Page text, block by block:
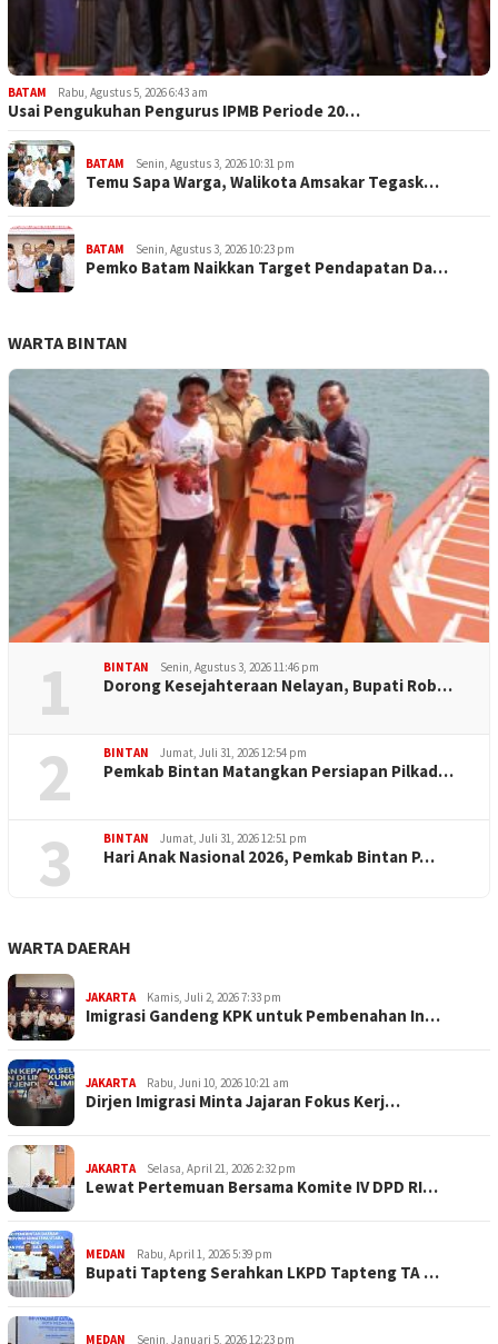
BATAM Rabu, Agustus 5, 2026 6:43 am
Usai Pengukuhan Pengurus IPMB Periode 20…
BATAM Senin, Agustus 3, 2026 10:31 pm
Temu Sapa Warga, Walikota Amsakar Tegask…
BATAM Senin, Agustus 3, 2026 10:23 pm
Pemko Batam Naikkan Target Pendapatan Da…
WARTA BINTAN
1 BINTAN Senin, Agustus 3, 2026 11:46 pm
Dorong Kesejahteraan Nelayan, Bupati Rob…
2 BINTAN Jumat, Juli 31, 2026 12:54 pm
Pemkab Bintan Matangkan Persiapan Pilkad…
3 BINTAN Jumat, Juli 31, 2026 12:51 pm
Hari Anak Nasional 2026, Pemkab Bintan P…
WARTA DAERAH
JAKARTA Kamis, Juli 2, 2026 7:33 pm
Imigrasi Gandeng KPK untuk Pembenahan In…
JAKARTA Rabu, Juni 10, 2026 10:21 am
Dirjen Imigrasi Minta Jajaran Fokus Kerj…
JAKARTA Selasa, April 21, 2026 2:32 pm
Lewat Pertemuan Bersama Komite IV DPD RI…
MEDAN Rabu, April 1, 2026 5:39 pm
Bupati Tapteng Serahkan LKPD Tapteng TA …
MEDAN Senin, Januari 5, 2026 12:23 pm